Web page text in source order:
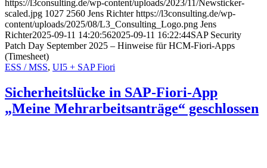
https://l3consulting.de/wp-content/uploads/2023/11/Newsticker-
scaled.jpg 1027 2560 Jens Richter https://l3consulting.de/wp-
content/uploads/2025/08/L3_Consulting_Logo.png Jens
Richter2025-09-11 14:20:562025-09-11 16:22:44SAP Security
Patch Day September 2025 – Hinweise für HCM-Fiori-Apps
(Timesheet)
ESS / MSS, UI5 + SAP Fiori
Sicherheitslücke in SAP-Fiori-App
„Meine Mehrarbeitsanträge“ geschlossen